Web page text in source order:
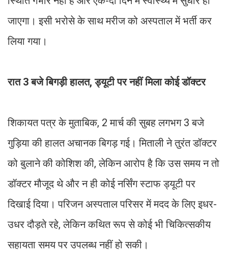
जाएगा। इसी भरोसे के साथ मरीज को अस्पताल में भर्ती कर
लिया गया।
रात 3 बजे बिगड़ी हालत, ड्यूटी पर नहीं मिला कोई डॉक्टर
शिकायत पत्र के मुताबिक, 2 मार्च की सुबह लगभग 3 बजे
गुड़िया की हालत अचानक बिगड़ गई। मिताली ने तुरंत डॉक्टर
को बुलाने की कोशिश की, लेकिन आरोप है कि उस समय न तो
डॉक्टर मौजूद थे और न ही कोई नर्सिंग स्टाफ ड्यूटी पर
दिखाई दिया। परिजन अस्पताल परिसर में मदद के लिए इधर-
उधर दौड़ते रहे, लेकिन कथित रूप से कोई भी चिकित्सकीय
सहायता समय पर उपलब्ध नहीं हो सकी।